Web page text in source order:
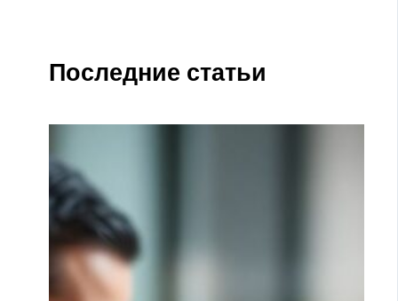
Последние статьи